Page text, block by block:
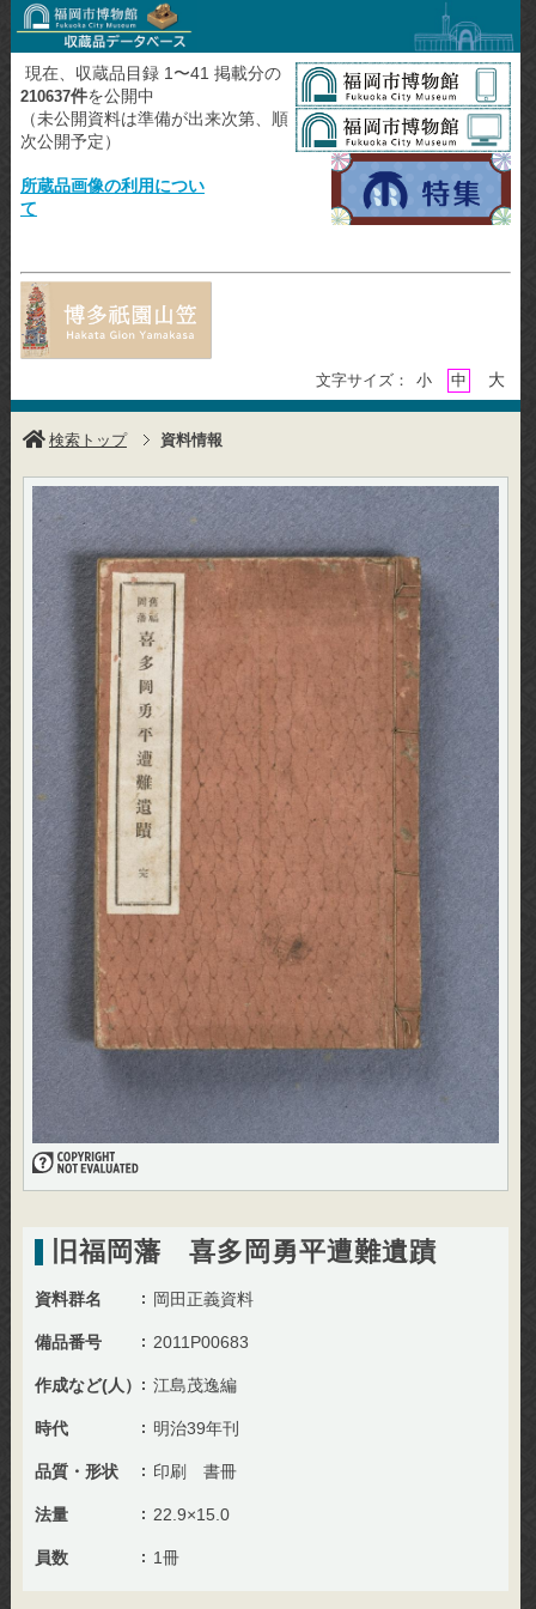
現在、収蔵品目録 1〜41 掲載分の
210637件を公開中
（未公開資料は準備が出来次第、順
次公開予定）
所蔵品画像の利用につい
て
文字サイズ： 小 中 大
検索トップ 資料情報
旧福岡藩 喜多岡勇平遭難遺蹟
資料群名 岡田正義資料
備品番号 2011P00683
作成など(人） 江島茂逸編
時代 明治39年刊
品質・形状 印刷 書冊
法量 22.9×15.0
員数 1冊